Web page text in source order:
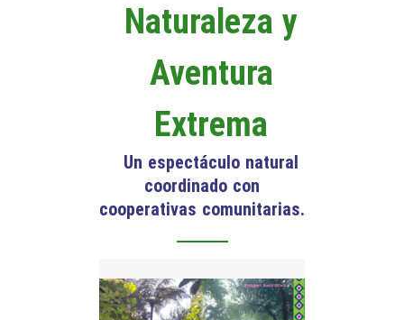
Naturaleza y
Aventura
Extrema
Un espectáculo natural
coordinado con
cooperativas comunitarias.